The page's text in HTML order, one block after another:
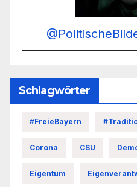
Schlagwörter
#FreieBayern
Corona CSU
Eigentum